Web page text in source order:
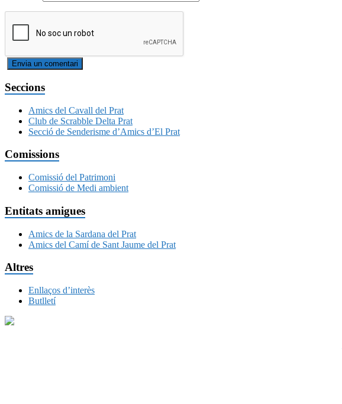
Seccions
Amics del Cavall del Prat
Club de Scrabble Delta Prat
Secció de Senderisme d’Amics d’El Prat
Comissions
Comissió del Patrimoni
Comissió de Medi ambient
Entitats amigues
Amics de la Sardana del Prat
Amics del Camí de Sant Jaume del Prat
Altres
Enllaços d’interès
Butlletí